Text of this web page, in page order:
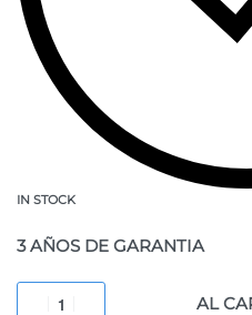
IN STOCK
3 AÑOS DE GARANTIA
AL